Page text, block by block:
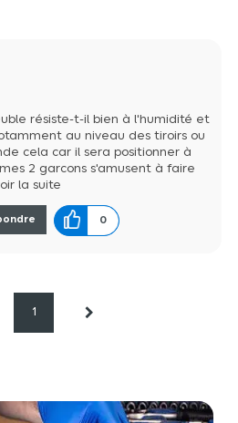
résiste-t-il bien à l'humidité et
au niveau des tiroirs ou
cela car il sera positionner à
2 garcons s'amusent à faire
la suite
0
1